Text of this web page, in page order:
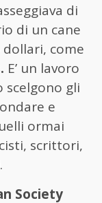
di
di un cane
come
E’ un lavoro
scelgono gli
e
ormai
scrittori,
Society